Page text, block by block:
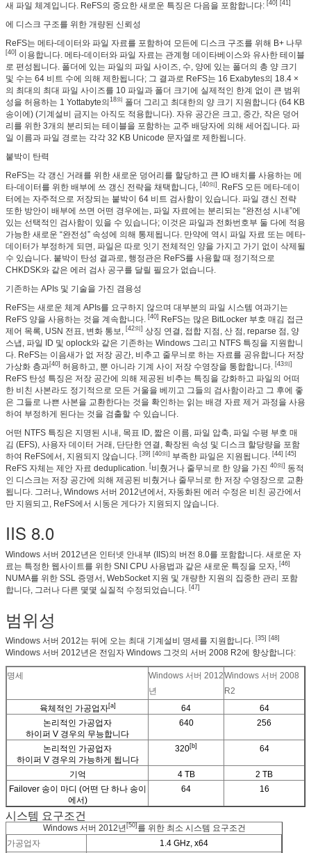
제출
새 파일 체계입니다. ReFS의 중요한 새로운 특징은 다음을 포함합니다: [40] [41]
에 디스크 구조를 위한 개량된 신뢰성
ReFS는 메타-데이터와 파일 자료를 포함하여 모든에 디스크 구조를 위해 B+ 나무
[40] 이용합니다. 메타-데이터와 파일 자료는 관계형 데이타베이스와 유사한 테이블
로 편성됩니다. 폴더에 있는 파일의 파일 사이즈, 수, 양에 있는 폴더의 총 양 크기
및 수는 64 비트 수에 의해 제한됩니다; 그 결과로 ReFS는 16 Exabytes의 18.4 ×
의 최대의 최대 파일 사이즈를 10 파일과 폴더 크기에 실제적인 한계 없이 큰 범위
성을 허용하는 1 Yottabyte의18의 폴더 그리고 최대한의 양 크기 지원합니다 (64 KB
송이에) (기계설비 금지는 아직도 적용합니다). 자유 공간은 크고, 중간, 작은 덩어
리를 위한 3개의 분리되는 테이블을 포함하는 교주 배당자에 의해 세어집니다. 파
일 이름과 파일 경로는 각각 32 KB Unicode 문자열로 제한됩니다.
붙박이 탄력
ReFS는 각 갱신 거래를 위한 새로운 덩어리를 할당하고 큰 IO 배치를 사용하는 메
타-데이터를 위한 배부에 쓰 갱신 전략을 채택합니다, [40의] . ReFS 모든 메타-데이
터에는 자주적으로 저장되는 붙박이 64 비트 검사함이 있습니다. 파일 갱신 전략
또한 방안이 배부에 쓰면 어떤 경우에는, 파일 자료에는 분리되는 “완전성 시내”에
있는 선택적인 검사함이 있을 수 있습니다; 이것은 파일과 전화번호부 둘 다에 적용
가능한 새로운 “완전성” 속성에 의해 통제됩니다. 만약에 역시 파일 자료 또는 메타-
데이터가 부정하게 되면, 파일은 따로 잇기 전체적인 양을 가지고 가기 없이 삭제될
수 있습니다. 붙박이 탄성 결과로, 행정관은 ReFS를 사용할 때 정기적으로
CHKDSK와 같은 에러 검사 공구를 달릴 필요가 없습니다.
기존하는 APIs 및 기술을 가진 겸용성
ReFS는 새로운 체계 APIs를 요구하지 않으며 대부분의 파일 시스템 여과기는
ReFS 양을 사용하는 것을 계속합니다. [40] ReFS는 많은 BitLocker 부호 매김 접근
제어 목록, USN 전표, 변화 통보, [42의] 상징 연결, 접합 지점, 산 점, reparse 점, 양
스냅, 파일 ID 및 oplock와 같은 기존하는 Windows 그리고 NTFS 특징을 지원합니
다. ReFS는 이음새가 없 저장 공간, 비추고 줄무늬로 하는 자료를 공유합니다 저장
가상화 층과[40] 허용하고, 뿐 아니라 기계 사이 저장 수영장을 통합합니다. [43의]
ReFS 탄성 특징은 저장 공간에 의해 제공된 비추는 특징을 강화하고 파일의 어떠
한 비친 사본라도 정기적으로 모든 거울을 베끼고 그들의 검사함이라고 그 후에 좋
은 그들로 나쁜 사본을 교환한다는 것을 확인하는 읽는 배경 자료 제거 과정을 사용
하여 부정하게 된다는 것을 검출할 수 있습니다.
어떤 NTFS 특징은 지명된 시내, 목표 ID, 짧은 이름, 파일 압축, 파일 수평 부호 매
김 (EFS), 사용자 데이터 거래, 단단한 연결, 확장된 속성 및 디스크 할당량을 포함
하여 ReFS에서, 지원되지 않습니다. [39] [40의] 부족한 파일은 지원됩니다. [44] [45]
ReFS 자체는 제안 자료 deduplication. [비췄거나 줄무늬로 한 양을 가진 40의] 동적
인 디스크는 저장 공간에 의해 제공된 비췄거나 줄무늬로 한 저장 수영장으로 교환
됩니다. 그러나, Windows 서버 2012년에서, 자동화된 에러 수정은 비친 공간에서
만 지원되고, ReFS에서 시동은 게다가 지원되지 않습니다.
IIS 8.0
Windows 서버 2012년은 인터넷 안내부 (IIS)의 버전 8.0를 포함합니다. 새로운 자
료는 특정한 웹사이트를 위한 SNI CPU 사용법과 같은 새로운 특징을 모자, [46]
NUMA를 위한 SSL 증명서, WebSocket 지원 및 개량한 지원의 집중한 관리 포함
합니다, 그러나 다른 몇몇 실질적 수정되었습니다. [47]
범위성
Windows 서버 2012는 뒤에 오는 최대 기계설비 명세를 지원합니다. [35] [48]
Windows 서버 2012년은 전임자 Windows 그것의 서버 2008 R2에 향상합니다:
명세
Windows 서버 2012
년
Windows 서버 2008
R2
육체적인 가공업자[a] 64
64
논리적인 가공업자
하이퍼 V 경우의 무능합니다
640 256
논리적인 가공업자
하이퍼 V 경우의 가능하게 됩니다
320[b] 64
기억 4 TB
2 TB
Failover 송이 마디 (어떤 단 하나 송이
에서)
64 16
시스템 요구조건
Windows 서버 2012년 [50] 를 위한 최소 시스템 요구조건
가공업자
1.4 GHz, x64